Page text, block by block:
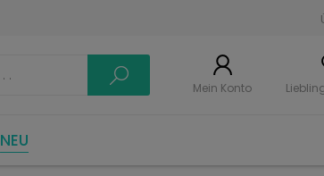
Mein Konto
NEU